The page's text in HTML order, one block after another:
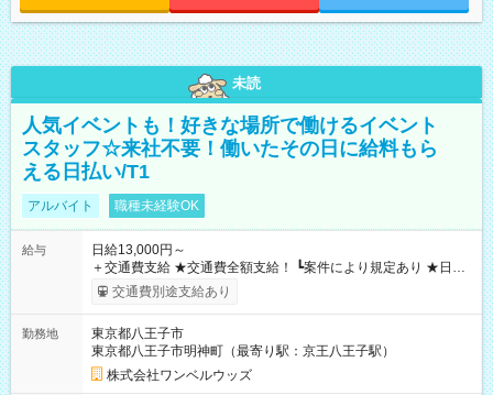
未読
人気イベントも！好きな場所で働けるイベント
スタッフ☆来社不要！働いたその日に給料もら
える日払い/T1
アルバイト 職種未経験OK
給与
日給13,000円～
＋交通費支給 ★交通費全額支給！ ┗案件により規定あり ★日払
いOK！（規定あり） ┗働いたその日に現金GET♪ お仕事後はコ
ンビニATMから 日払い分を引き落とせます！ 【試用期間】試
交通費別途支給あり
勤務地
東京都八王子市
東京都八王子市明神町（最寄り駅：京王八王子駅）
株式会社ワンベルウッズ